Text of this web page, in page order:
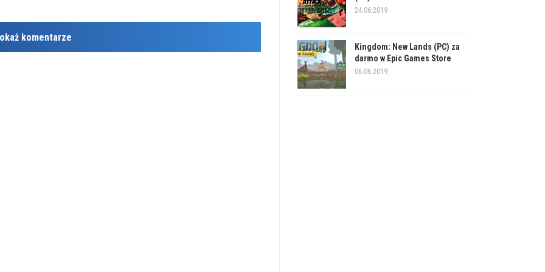
komentarze
24.06.2019
Kingdom: New Lands (PC) za
darmo w Epic Games Store
06.06.2019